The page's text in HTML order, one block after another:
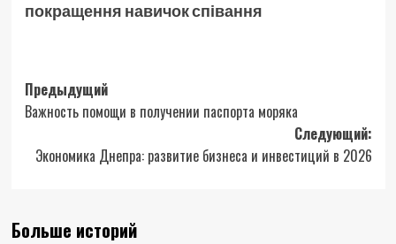
покращення навичок співання
Навигация
записи
Предыдущий
Важность помощи в получении паспорта моряка
Следующий:
Экономика Днепра: развитие бизнеса и инвестиций в 2026
Больше историй